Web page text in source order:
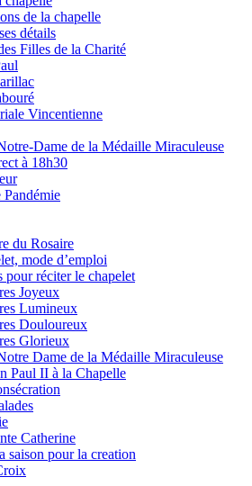
de la chapelle
détails
Filles de la Charité
Vincentienne
Dame de la Médaille Miraculeuse
à 18h30
Pandémie
du Rosaire
mode d’emploi
pour réciter le chapelet
Joyeux
Lumineux
Douloureux
Glorieux
Dame de la Médaille Miraculeuse
Paul II à la Chapelle
Catherine
saison pour la creation